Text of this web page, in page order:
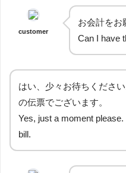
customer
お会計をお
Can I have
はい、少々お待ちくださ
の伝票でございます。
Yes, just a moment please.
bill.